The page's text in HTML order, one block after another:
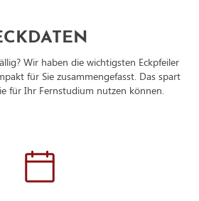
Wir haben die wichtigsten Eckpfeiler
für Sie zusammengefasst. Das spart
für Ihr Fernstudium nutzen können.